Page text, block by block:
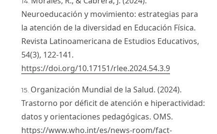
Neuroeducación y movimiento: estrategias para
la atención de la diversidad en Educación Física.
Revista Latinoamericana de Estudios Educativos,
54(3), 122-141.
https://doi.org/10.17151/rlee.2024.54.3.9
Organización Mundial de la Salud. (2024).
Trastorno por déficit de atención e hiperactividad:
datos y orientaciones pedagógicas. OMS.
https://www.who.int/es/news-room/fact-